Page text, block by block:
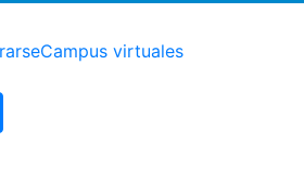
Campus virtuales